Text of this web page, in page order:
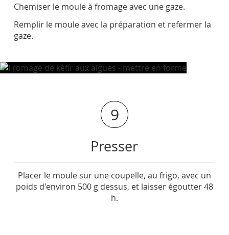
Chemiser le moule à fromage avec une gaze.
Remplir le moule avec la préparation et refermer la
gaze.
9
Presser
Placer le moule sur une coupelle, au frigo, avec un
poids d'environ 500 g dessus, et laisser égoutter 48
h.